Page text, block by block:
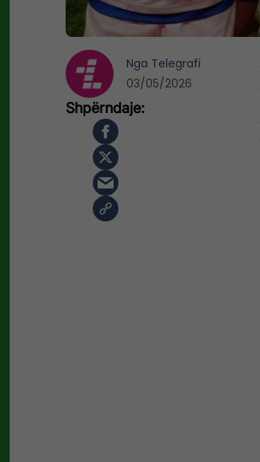
Nga Telegrafi
03/05/2026